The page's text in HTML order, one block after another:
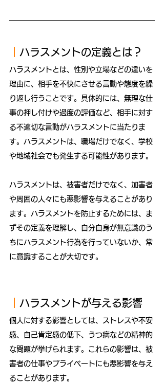
ハラスメントの定義とは？
ハラスメントとは、性別や立場などの違いを
理由に、相手を不快にさせる言動や態度を繰
り返し行うことです。具体的には、無理な仕
事の押し付けや過度の評価など、相手に対す
る不適切な言動がハラスメントに当たりま
す。ハラスメントは、職場だけでなく、学校
や地域社会でも発生する可能性があります。
ハラスメントは、被害者だけでなく、加害者
や周囲の人々にも悪影響を与えることがあり
ます。ハラスメントを防止するためには、ま
ずその定義を理解し、自分自身が無意識のう
ちにハラスメント行為を行っていないか、常
に意識することが大切です。
ハラスメントが与える影響
個人に対する影響としては、ストレスや不安
感、自己肯定感の低下、うつ病などの精神的
な問題が挙げられます。これらの影響は、被
害者の仕事やプライベートにも悪影響を与え
ることがあります。